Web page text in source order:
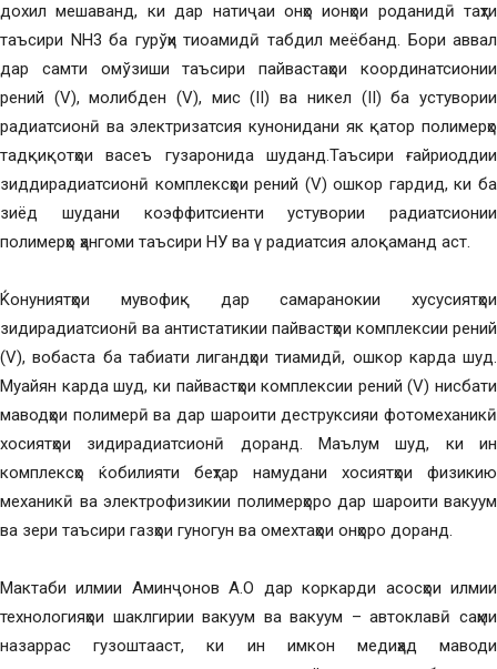
дохил мешаванд, ки дар натиҷаи онҳо ионҳои роданидӣ таҳти
таъсири NH3 ба гурўҳи тиоамидӣ табдил меёбанд. Бори аввал
дар самти омўзиши таъсири пайвастаҳои координатсионии
рений (V), молибден (V), мис (II) ва никел (II) ба устувории
радиатсионӣ ва электризатсия кунонидани як қатор полимерҳо
тадқиқотҳои васеъ гузаронида шуданд.Таъсири ғайриоддии
зиддирадиатсионӣ комплексҳои рений (V) ошкор гардид, ки ба
зиёд шудани коэффитсиенти устувории радиатсионии
полимерҳо ҳангоми таъсири НУ ва γ радиатсия алоқаманд аст.
Ќонуниятҳои мувофиқ дар самаранокии хусусиятҳои
зидирадиатсионӣ ва антистатикии пайвастҳои комплексии рений
(V), вобаста ба табиати лигандҳои тиамидӣ, ошкор карда шуд.
Муайян карда шуд, ки пайвастҳои комплексии рений (V) нисбати
маводҳои полимерӣ ва дар шароити деструксияи фотомеханикӣ
хосиятҳои зидирадиатсионӣ доранд. Маълум шуд, ки ин
комплексҳо ќобилияти беҳтар намудани хосиятҳои физикию
механикӣ ва электрофизикии полимерҳоро дар шароити вакуум
ва зери таъсири газҳои гуногун ва омехтаҳои онҳоро доранд.
Мактаби илмии Аминҷонов А.О дар коркарди асосҳои илмии
технологияҳои шаклгирии вакуум ва вакуум – автоклавӣ саҳми
назаррас гузоштааст, ки ин имкон медиҳад маводи